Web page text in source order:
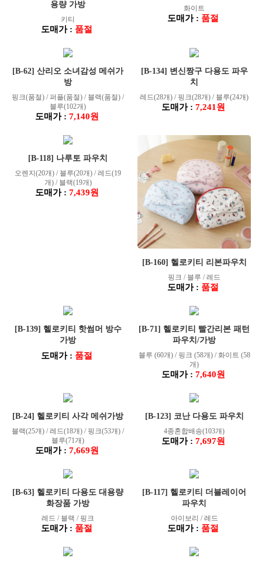
용량 가방
키티
도매가 : 품절
화이트
도매가 : 품절
[B-62] 산리오 소녀감성 메쉬가
방
핑크(품절) / 퍼플(품절) / 블랙(품절) /
블루(102개)
도매가 : 7,140원
[B-134] 변신짱구 다용도 파우
치
레드(28개) / 핑크(28개) / 블루(24개)
도매가 : 7,241원
[B-118] 나루토 파우치
오렌지(20개) / 블루(20개) / 레드(19
개) / 블랙(19개)
도매가 : 7,439원
[B-160] 헬로키티 리본파우치
핑크 / 블루 / 레드
도매가 : 품절
[B-139] 헬로키티 핫썸머 방수
가방
도매가 : 품절
[B-71] 헬로키티 빨간리본 패턴
파우치/가방
블루 (60개) / 핑크 (58개) / 화이트 (58
개)
도매가 : 7,640원
[B-24] 헬로키티 사각 메쉬가방
블랙(25개) / 레드(18개) / 핑크(53개) /
블루(71개)
도매가 : 7,669원
[B-123] 코난 다용도 파우치
4종혼합배송(103개)
도매가 : 7,697원
[B-63] 헬로키티 다용도 대용량
화장품 가방
레드 / 블랙 / 핑크
도매가 : 품절
[B-117] 헬로키티 더블레이어
파우치
아이보리 / 레드
도매가 : 품절